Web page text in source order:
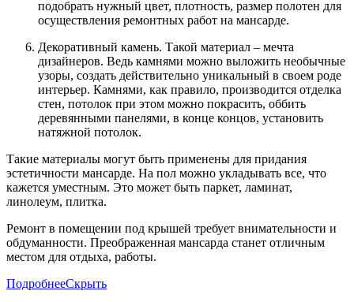
подобрать нужный цвет, плотность, размер полотен для
осуществления ремонтных работ на мансарде.
Декоративный камень. Такой материал – мечта
дизайнеров. Ведь камнями можно выложить необычные
узоры, создать действительно уникальный в своем роде
интерьер. Камнями, как правило, производится отделка
стен, потолок при этом можно покрасить, оббить
деревянными панелями, в конце концов, установить
натяжной потолок.
Такие материалы могут быть применены для придания
эстетичности мансарде. На пол можно укладывать все, что
кажется уместным. Это может быть паркет, ламинат,
линолеум, плитка.
Ремонт в помещении под крышей требует внимательности и
обдуманности. Преображенная мансарда станет отличным
местом для отдыха, работы.
ПодробнееСкрыть